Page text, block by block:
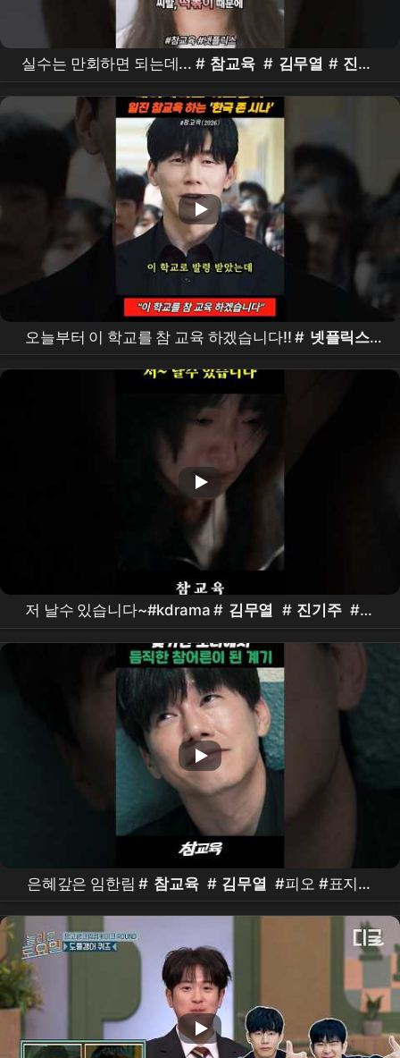
실수는 만회하면 되는데... # 참교육 # 김무열 # 진기
주 #koreandrama #kdrama
오늘부터 이 학교를 참 교육 하겠습니다!! # 넷플릭스
# 참교육 # 김무열 #shorts
저 날수 있습니다~#kdrama # 김무열 # 진기주 #표
지훈 # 이성민 # 참교육 드라마 # Netflix
은혜갚은 임한림 # 참교육 # 김무열 #피오 #표지훈
# 진기주 #웹 드라마 #kdrama #teachyoualesson
#kimmuyeol